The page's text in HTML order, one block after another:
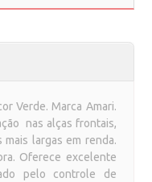
Verde. Marca Amari.
nas alças frontais,
mais largas em renda.
Oferece excelente
pelo controle de